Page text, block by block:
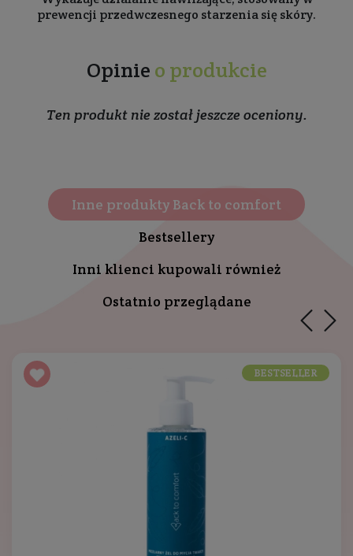
prewencji przedwczesnego starzenia się skóry.
Opinie o produkcie
Ten produkt nie został jeszcze oceniony.
Inne produkty Back to comfort
Bestsellery
Inni klienci kupowali również
Ostatnio przeglądane
BESTSELLER